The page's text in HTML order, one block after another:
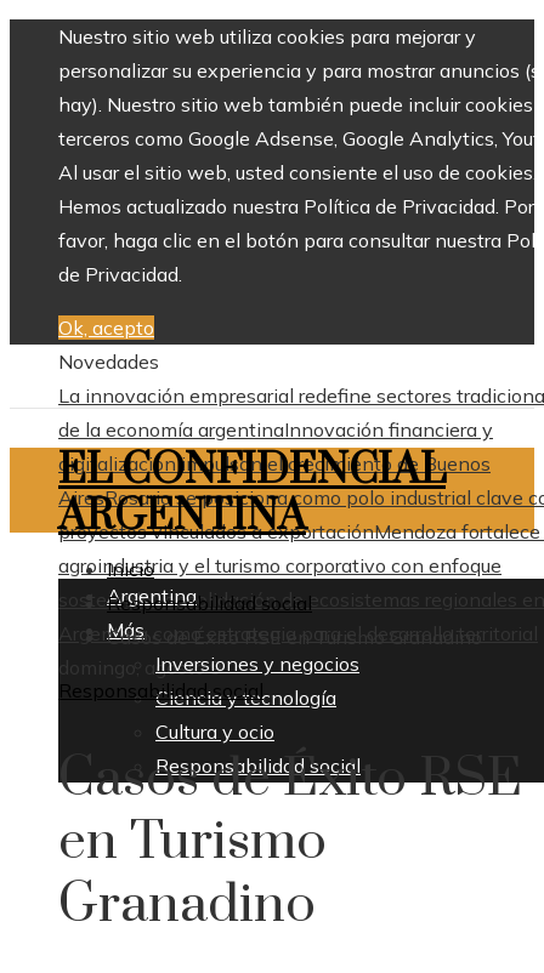
Nuestro sitio web utiliza cookies para mejorar y
personalizar su experiencia y para mostrar anuncios
hay). Nuestro sitio web también puede incluir cookies
terceros como Google Adsense, Google Analytics,
Al usar el sitio web, usted consiente el uso de cookies.
Hemos actualizado nuestra Política de Privacidad. Por
favor, haga clic en el botón para consultar nuestra
de Privacidad.
Ok, acepto
Novedades
La innovación empresarial redefine sectores
de la economía argentinaInnovación financiera y
digitalización impulsan el crecimiento de Buenos
AiresRosario se posiciona como polo industrial clave
proyectos vinculados a exportaciónMendoza fortalece
agroindustria y el turismo corporativo con enfoque
sostenibleConsolidación de ecosistemas regionales en
Argentina como estrategia para el desarrollo territorial
domingo, agosto 9
EL CONFIDENCIAL
ARGENTINA
Argentina
Más
Inversiones y negocios
Ciencia y tecnología
Cultura y ocio
Responsabilidad social
Inicio
Responsabilidad social
Casos de Éxito RSE en Turismo Granadino
Responsabilidad social
Casos de Éxito RSE
en Turismo
Granadino